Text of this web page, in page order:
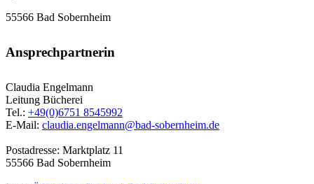
55566 Bad Sobernheim
Ansprechpartnerin
Claudia Engelmann
Leitung Bücherei
Tel.: +49(0)6751 8545992
E-Mail: claudia.engelmann@bad-sobernheim.de
Postadresse: Marktplatz 11
55566 Bad Sobernheim